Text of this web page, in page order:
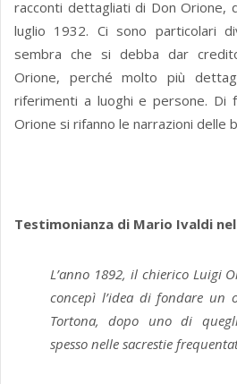
racconti dettagliati di Don Orione,
luglio 1932. Ci sono particolari
sembra che si debba dar
Orione, perché molto più
riferimenti a luoghi e persone. Di
Orione si rifanno le narrazioni delle
Testimonianza di Mario Ivaldi
L’anno 1892, il chierico Luigi
concepì l’idea di fondare
Tortona, dopo uno di
spesso nelle sacrestie